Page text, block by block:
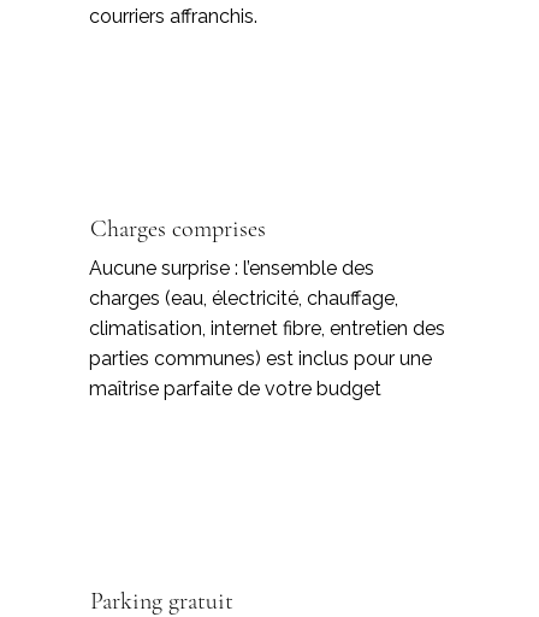
courriers affranchis.
Charges comprises
Aucune surprise : l’ensemble des
charges (eau, électricité, chauffage,
climatisation, internet fibre, entretien des
parties communes) est inclus pour une
maîtrise parfaite de votre budget
Parking gratuit